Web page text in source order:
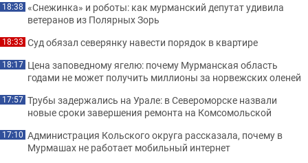
18:38 «Снежинка» и роботы: как мурманский депутат удивила
ветеранов из Полярных Зорь
18:33 Суд обязал северянку навести порядок в квартире
18:17 Цена заповедному ягелю: почему Мурманская область
годами не может получить миллионы за норвежских оленей
17:57 Трубы задержались на Урале: в Североморске назвали
новые сроки завершения ремонта на Комсомольской
17:10 Администрация Кольского округа рассказала, почему в
Мурмашах не работает мобильный интернет